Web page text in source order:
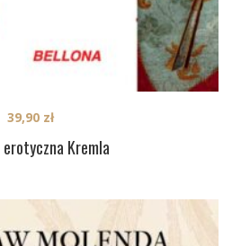
Kremla
39,90 zł